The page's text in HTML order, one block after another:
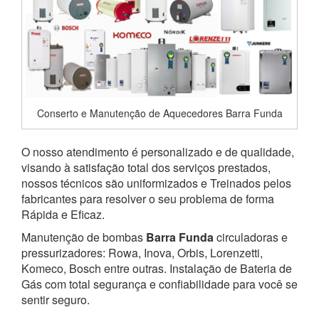
Conserto e Manutenção de Aquecedores Barra Funda
O nosso atendimento é personalizado e de qualidade,
visando à satisfação total dos serviços prestados,
nossos técnicos são uniformizados e Treinados pelos
fabricantes para resolver o seu problema de forma
Rápida e Eficaz.
Manutenção de bombas Barra Fundacirculadoras e
pressurizadores: Rowa, Inova, Orbis, Lorenzetti,
Komeco, Bosch entre outras. Instalação de Bateria de
Gás com total segurança e confiabilidade para você se
sentir seguro.